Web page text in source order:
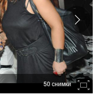
50 снимки